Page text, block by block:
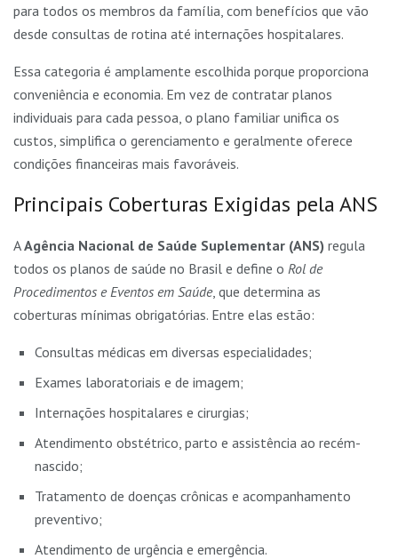
para todos os membros da família, com benefícios que vão
desde consultas de rotina até internações hospitalares.
Essa categoria é amplamente escolhida porque proporciona
conveniência e economia. Em vez de contratar planos
individuais para cada pessoa, o plano familiar unifica os
custos, simplifica o gerenciamento e geralmente oferece
condições financeiras mais favoráveis.
Principais Coberturas Exigidas pela ANS
AAgência Nacional de Saúde Suplementar (ANS) regula
todos os planos de saúde no Brasil e define o Rol de
Procedimentos e Eventos em Saúde, que determina as
coberturas mínimas obrigatórias. Entre elas estão:
Consultas médicas em diversas especialidades;
Exames laboratoriais e de imagem;
Internações hospitalares e cirurgias;
Atendimento obstétrico, parto e assistência ao recém-
nascido;
Tratamento de doenças crônicas e acompanhamento
preventivo;
Atendimento de urgência e emergência.